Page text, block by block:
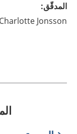
المدقّق:
Jonsson,